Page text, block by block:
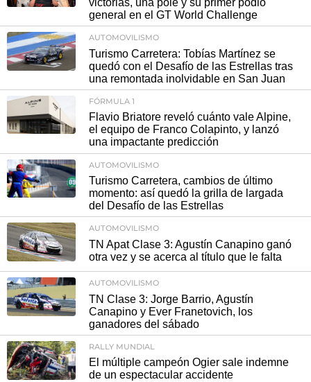
general en el GT World Challenge
AUTOMOVILISMO
Turismo Carretera: Tobías Martínez se
quedó con el Desafío de las Estrellas tras
una remontada inolvidable en San Juan
FÓRMULA 1
Flavio Briatore reveló cuánto vale Alpine,
el equipo de Franco Colapinto, y lanzó
una impactante predicción
AUTOMOVILISMO
Turismo Carretera, cambios de último
momento: así quedó la grilla de largada
del Desafío de las Estrellas
AUTOMOVILISMO
TN Apat Clase 3: Agustín Canapino ganó
otra vez y se acerca al título que le falta
AUTOMOVILISMO
TN Clase 3: Jorge Barrio, Agustín
Canapino y Ever Franetovich, los
ganadores del sábado
RALLY MUNDIAL
El múltiple campeón Ogier sale indemne
de un espectacular accidente